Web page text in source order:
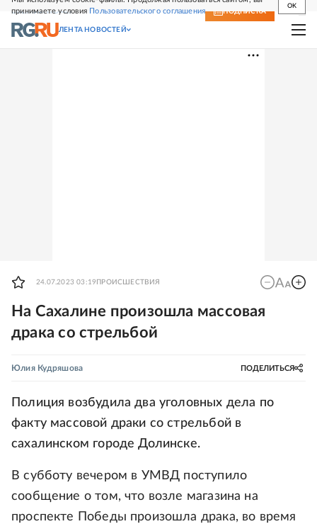
принимаете условия Пользовательского соглашения
OK
СВЕЖИЙ НОМЕР ПОДПИСКА
ЛЕНТА НОВОСТЕЙ
24.07.2023 03:19 ПРОИСШЕСТВИЯ
На Сахалине произошла массовая
драка со стрельбой
Юлия Кудряшова ПОДЕЛИТЬСЯ
Полиция возбудила два уголовных дела по
факту массовой драки со стрельбой в
сахалинском городе Долинске.
В субботу вечером в УМВД поступило
сообщение о том, что возле магазина на
проспекте Победы произошла драка, во время